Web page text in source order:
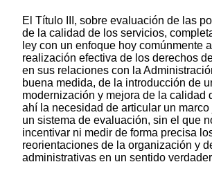
El Título III, sobre evaluación de las
de la calidad de los servicios,
ley con un enfoque hoy comúnmente
realización efectiva de los derechos
en sus relaciones con la
buena medida, de la introducción de
modernización y mejora de la calidad
ahí la necesidad de articular un
un sistema de evaluación, sin el que
incentivar ni medir de forma precisa
reorientaciones de la organización y
administrativas en un sentido